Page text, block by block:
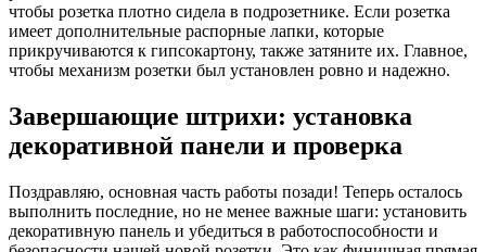
чтобы розетка плотно сидела в подрозетнике. Если розетка
имеет дополнительные распорные лапки, которые
прикручиваются к гипсокартону, также затяните их. Главное,
чтобы механизм розетки был установлен ровно и надежно.
Завершающие штрихи: установка
декоративной панели и проверка
Поздравляю, основная часть работы позади! Теперь осталось
выполнить последние, но не менее важные шаги: установить
декоративную панель и убедиться в работоспособности и